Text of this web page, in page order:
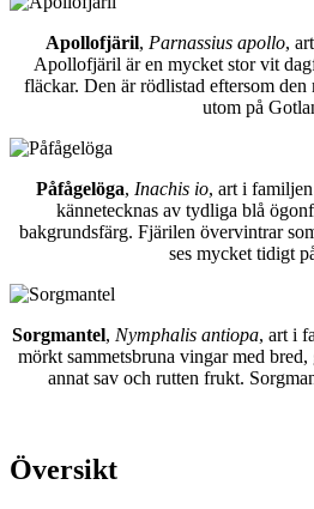
Apollofjäril, Parnassius apollo,
Apollofjäril är en mycket stor vit
fläckar. Den är rödlistad eftersom
utom på
Påfågelöga, Inachis io, art i
kännetecknas av tydliga blå
bakgrundsfärg. Fjärilen övervintrar
ses mycket tidigt
Sorgmantel, Nymphalis antiopa, art i
mörkt sammetsbruna vingar med
annat sav och rutten frukt.
Översikt